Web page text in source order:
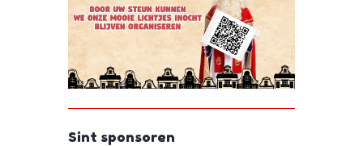
Sint sponsoren